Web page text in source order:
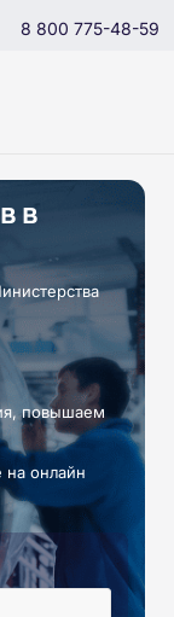
8 800 775-48-59
в
повышаем
онлайн